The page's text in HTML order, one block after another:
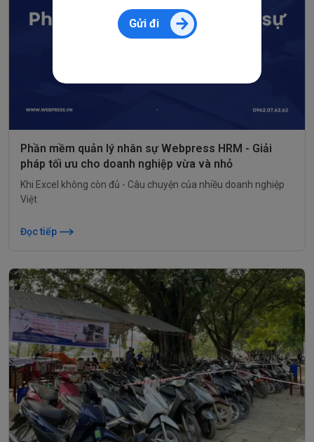
Phần mềm quản lý nhân sự Webpress HRM - Giải
pháp tối ưu cho doanh nghiệp vừa và nhỏ
Khi Excel không còn đủ - Câu chuyện của nhiều doanh nghiệp
Việt
Đọc tiếp